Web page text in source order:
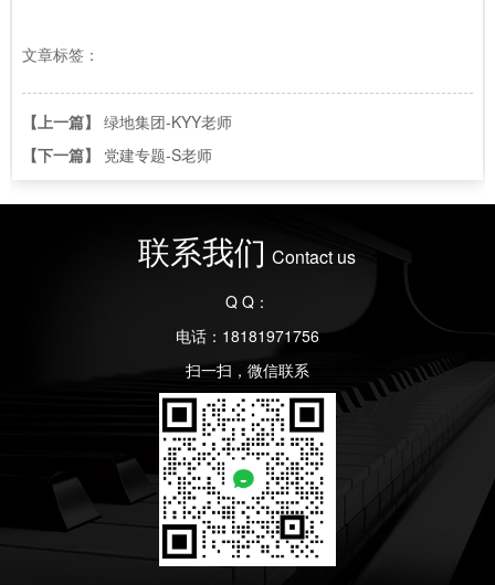
文章标签：
【上一篇】 绿地集团-KYY老师
【下一篇】 党建专题-S老师
联系我们 Contact us
Q Q：
电话：18181971756
扫一扫，微信联系